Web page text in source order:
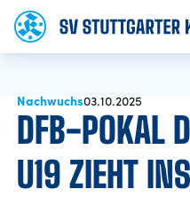
AKTUELLES
TEAM
Nachwuchs03.10.2025
DFB-POKAL
U19 ZIEHT